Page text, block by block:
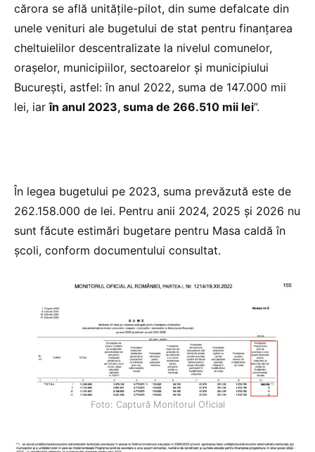
cărora se află unitățile-pilot, din sume defalcate din
unele venituri ale bugetului de stat pentru finanțarea
cheltuielilor descentralizate la nivelul comunelor,
orașelor, municipiilor, sectoarelor și municipiului
București, astfel: în anul 2022, suma de 147.000 mii
lei, iarîn anul 2023, suma de 266.510 mii lei”.
În legea bugetului pe 2023, suma prevăzută este de
262.158.000 de lei. Pentru anii 2024, 2025 și 2026 nu
sunt făcute estimări bugetare pentru Masa caldă în
școli, conform documentului consultat.
Foto: Captură Monitorul Oficial